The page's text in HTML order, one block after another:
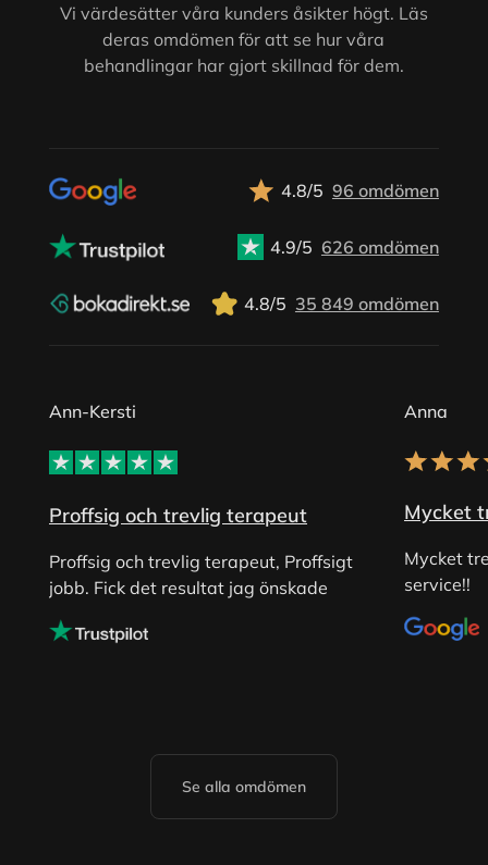
Vi värdesätter våra kunders åsikter högt. Läs
deras omdömen för att se hur våra
behandlingar har gjort skillnad för dem.
4.8/5 96 omdömen
4.9/5 626 omdömen
4.8/5 35 849 omdömen
Ann-Kersti
Proffsig och trevlig terapeut
Proffsig och trevlig terapeut, Proffsigt
jobb. Fick det resultat jag önskade
Anna
Mycket
Mycket
service!!
Se alla omdömen